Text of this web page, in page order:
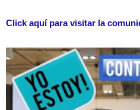
Click aquí para visitar la